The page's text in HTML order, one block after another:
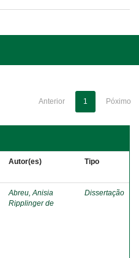
Anterior 1 Póximo
Autor(es) Tipo
Abreu, Anisia
Ripplinger de
Dissertação